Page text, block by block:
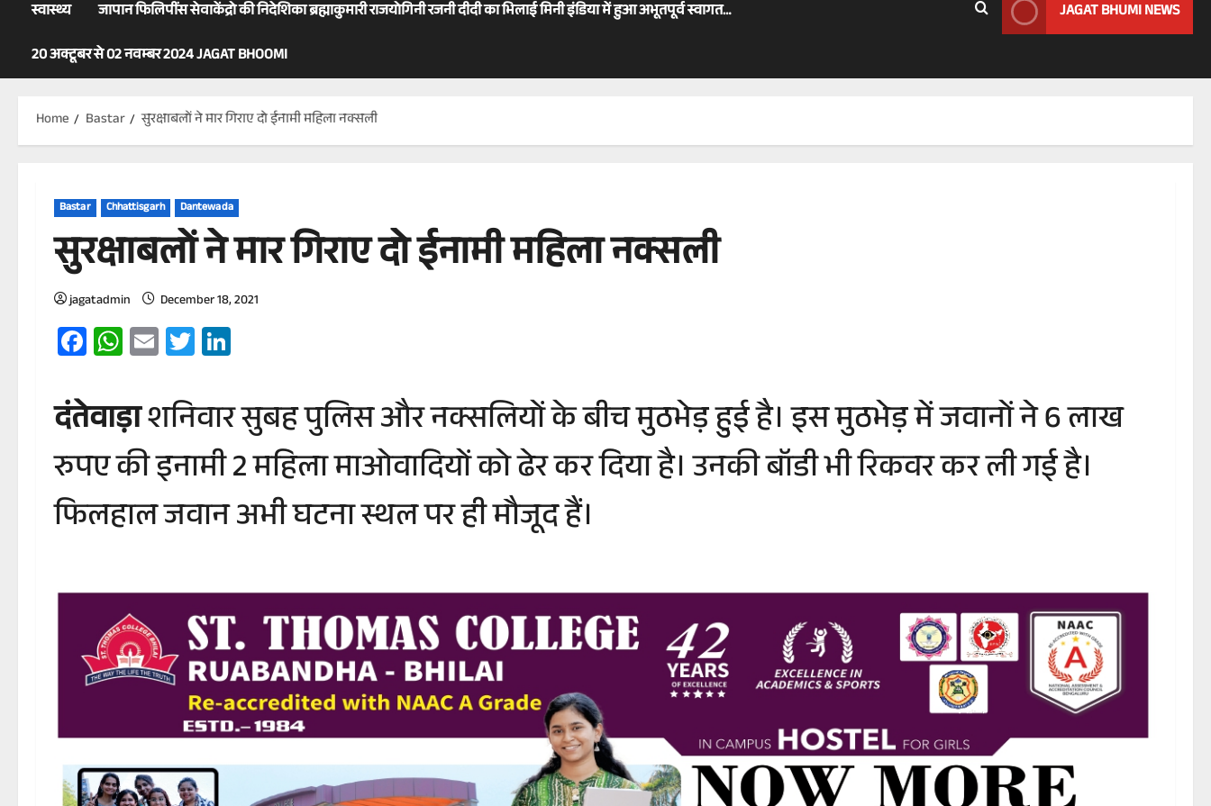
स्वास्थ्य
जापान फिलिपींस सेवाकेंद्रो की निदेशिका ब्रह्माकुमारी राजयोगिनी रजनी दीदी का भिलाई मिनी इंडिया में हुआ अभूतपूर्व स्वागत…
20 अक्टूबर से 02 नवम्बर 2024 JAGAT BHOOMI
JAGAT BHUMI NEWS
Home Bastar सुरक्षाबलों ने मार गिराए दो ईनामी महिला नक्सली
Bastar Chhattisgarh Dantewada
सुरक्षाबलों ने मार गिराए दो ईनामी महिला नक्सली
jagatadmin December 18, 2021
Facebook
WhatsApp
EmailTwitter
दंतेवाड़ाशनिवार सुबह पुलिस और नक्सलियों के बीच मुठभेड़ हुई है। इस मुठभेड़ में जवानों ने 6 लाख
रुपए की इनामी 2 महिला माओवादियों को ढेर कर दिया है। उनकी बॉडी भी रिकवर कर ली गई है।
फिलहाल जवान अभी घटना स्थल पर ही मौजूद हैं।